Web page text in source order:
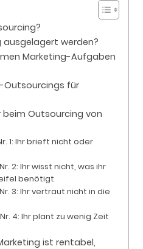
ausgelagert werden?
Marketing-Aufgaben
Outsourcings für
beim Outsourcing von
1: Ihr brieft nicht oder
2: Ihr wisst nicht, was ihr
benötigt
3: Ihr vertraut nicht in die
4: Ihr plant zu wenig Zeit
ist rentabel,